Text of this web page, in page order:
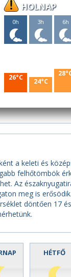
HOLNAP
0h
26°C
3h
24°C
6h
a keleti és
felhőtömbök
Az
meg is
döntően 17
HÉTFŐ